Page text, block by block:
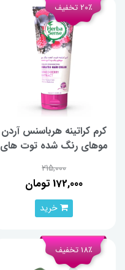
كرم كراتينه هرباسنس آردن
موهاي رنگ شده توت هاي
215,000
172,000 تومان
20٪ تخفیف
خرید
18٪ تخفیف